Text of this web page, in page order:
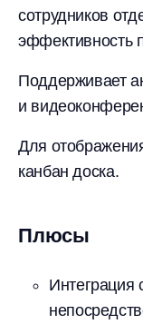
сотрудников
эффективность
Поддерживает
и
Для
канбан доска.
Плюсы
Интеграция